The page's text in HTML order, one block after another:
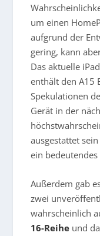
um einen
aufgrund der
gering, kann
Das aktuelle
enthält den A15
Spekulationen
Gerät in der
ausgestattet
ein
Außerdem gab
zwei
wahrscheinlich
16-Reihe und